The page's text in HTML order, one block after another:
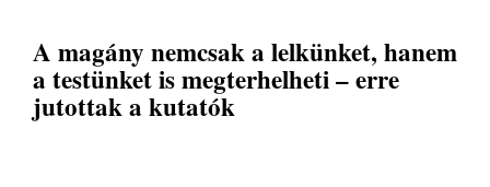
A magány nemcsak a lelkünket, hanem
a testünket is megterhelheti – erre
jutottak a kutatók